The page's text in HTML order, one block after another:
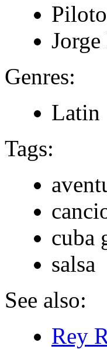
Piloto
Genres:
Latin
Tags:
cuba
salsa
See also:
Rey